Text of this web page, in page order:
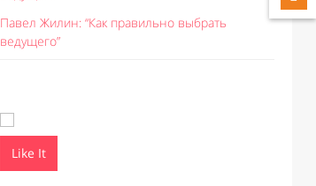
Павел Жилин: “Как правильно выбрать
ведущего”
Like It